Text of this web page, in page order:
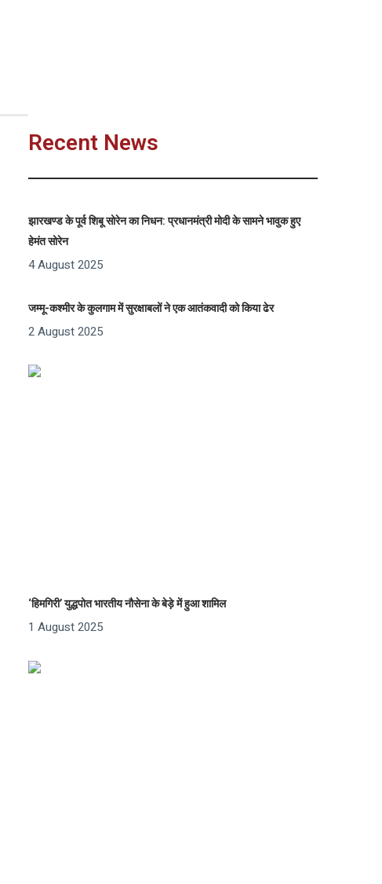
Recent News
झारखण्ड के पूर्व शिबू सोरेन का निधन: प्रधानमंत्री मोदी के सामने भावुक हुए
हेमंत सोरेन
4 August 2025
जम्मू-कश्मीर के कुलगाम में सुरक्षाबलों ने एक आतंकवादी को किया ढेर
2 August 2025
‘हिमगिरी’ युद्धपोत भारतीय नौसेना के बेड़े में हुआ शामिल
1 August 2025